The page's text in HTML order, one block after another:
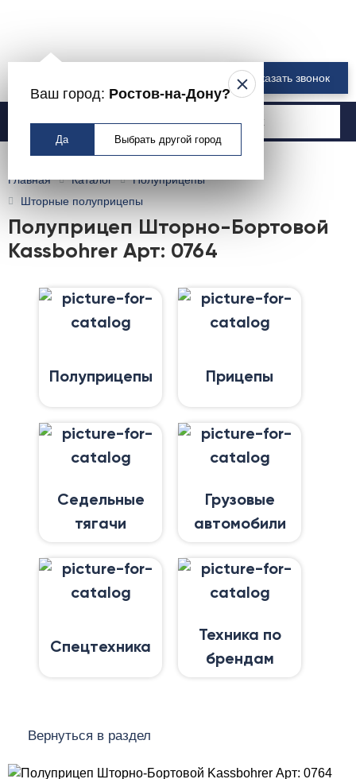
Ваш город: Ростов-на-Дону?
Да Выбрать другой город
Заказать звонок
Москва
Главная Каталог
Полуприцепы
Шторные полуприцепы
Полуприцеп Шторно-Бортовой
Kassbohrer Арт: 0764
Полуприцепы Прицепы
Седельные
тягачи
Грузовые
автомобили
Спецтехника
Техника по
брендам
Вернуться в раздел